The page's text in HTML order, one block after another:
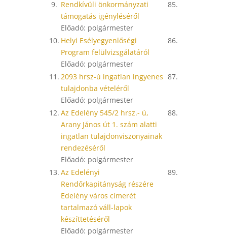
9. Rendkívüli önkormányzati
támogatás igényléséről
Előadó: polgármester
85.
10. Helyi Esélyegyenlőségi
Program felülvizsgálatáról
Előadó: polgármester
86.
11. 2093 hrsz-ú ingatlan ingyenes
tulajdonba vételéről
Előadó: polgármester
87.
12. Az Edelény 545/2 hrsz.- ú,
Arany János út 1. szám alatti
ingatlan tulajdonviszonyainak
rendezéséről
Előadó: polgármester
88.
13. Az Edelényi
Rendőrkapitányság részére
Edelény város címerét
tartalmazó váll-lapok
készíttetéséről
Előadó: polgármester
89.